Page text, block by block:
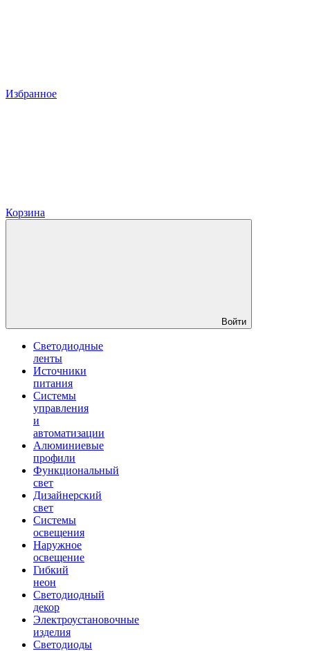
Избранное
Корзина
Войти
Светодиодные
ленты
Источники
питания
Системы
управления
и
автоматизации
Алюминиевые
профили
Функциональный
свет
Дизайнерский
свет
Системы
освещения
Наружное
освещение
Гибкий
неон
Светодиодный
декор
Электроустановочные
изделия
Светодиоды